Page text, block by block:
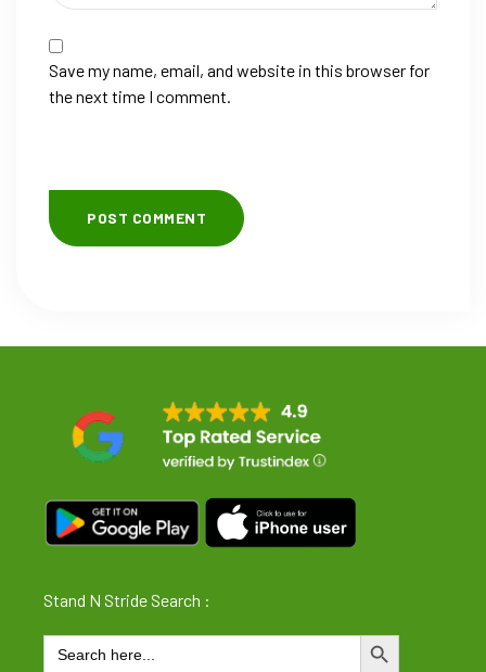
Save my name, email, and website in this browser for
the next time I comment.
Stand N Stride Search :
Search
for:
SEARCH BUTTON